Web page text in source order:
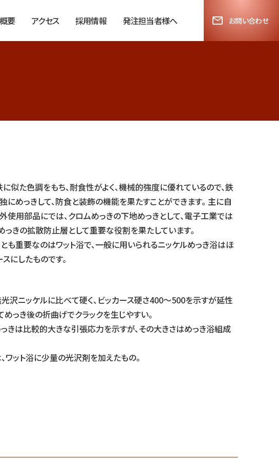
要 アクセス 採用情報 発注担当者様へ お問い合わせ
似た色調をもち、耐食性がよく、機械的強度に優れているので、鉄
めっきして、防食と装飾の機能を果たすことができます。 主に自
用部品にでは、クロムめっきの下地めっきとして、電子工業では
っきの拡散防止層として重要な役割を果たしています。
も重要なのはワット浴で、一般に用いられるニッケルめっき浴はほ
にしたものです。
光沢ニッケルに比べて硬く、ビッカース硬さ400～500を示すが延性
めっき後の折曲げでクラックを生じやすい。
っきは比較的大きな引張応力を示すが、その大きさはめっき浴組成
ワット浴に少量の光沢剤を加えたもの。